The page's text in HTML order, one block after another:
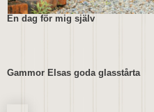
En dag för mig själv
Gammor Elsas goda glasstårta